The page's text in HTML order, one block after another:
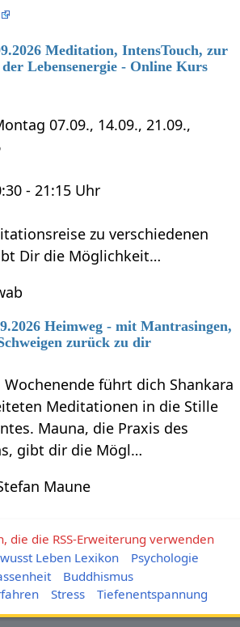
Meditation, IntensTouch, zur
Lebensenergie - Online Kurs
07.09., 14.09., 21.09.,
- 21:15 Uhr
zu verschiedenen
Dir die Möglichkeit…
Heimweg - mit Mantrasingen,
zurück zu dir
führt dich Shankara
Meditationen in die Stille
Mauna, die Praxis des
gibt dir die Mögl…
Maune
die die RSS-Erweiterung verwenden
Leben Lexikon
Psychologie
Buddhismus
Stress Tiefenentspannung